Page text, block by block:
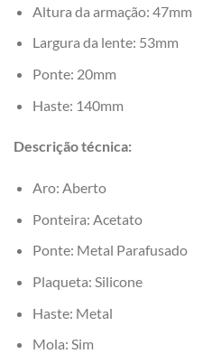
Altura da armação: 47mm
Largura da lente: 53mm
Ponte: 20mm
Haste: 140mm
Descrição técnica:
Aro: Aberto
Ponteira: Acetato
Ponte: Metal Parafusado
Plaqueta: Silicone
Haste: Metal
Mola: Sim